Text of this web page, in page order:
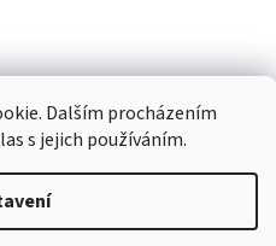
Dalším procházením
s jejich používáním.
Shoptet